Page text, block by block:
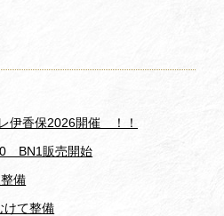
伊香保2026開催 ！！
BN1販売開始
備
て整備